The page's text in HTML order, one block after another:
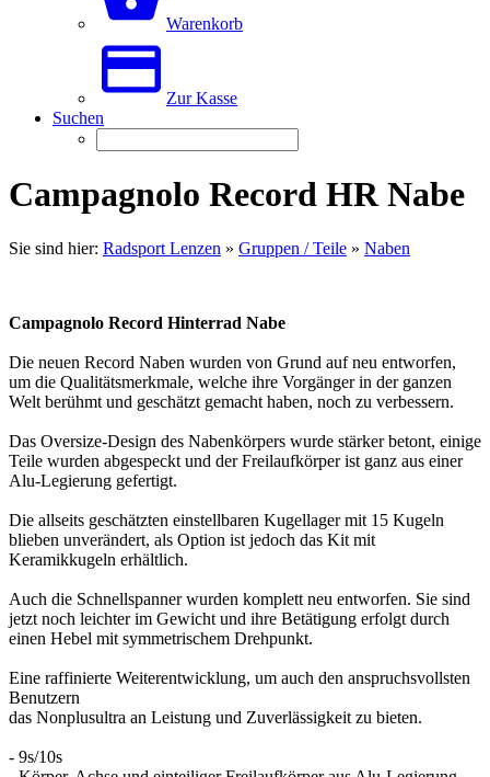
Warenkorb
Zur Kasse
Suchen
Campagnolo Record HR Nabe
Sie sind hier: Radsport Lenzen » Gruppen / Teile » Naben
Campagnolo Record Hinterrad Nabe
Die neuen Record Naben wurden von Grund auf neu entworfen,
um die Qualitätsmerkmale, welche ihre Vorgänger in der ganzen
Welt berühmt und geschätzt gemacht haben, noch zu verbessern.
Das Oversize-Design des Nabenkörpers wurde stärker betont, einige
Teile wurden abgespeckt und der Freilaufkörper ist ganz aus einer
Alu-Legierung gefertigt.
Die allseits geschätzten einstellbaren Kugellager mit 15 Kugeln
blieben unverändert, als Option ist jedoch das Kit mit
Keramikkugeln erhältlich.
Auch die Schnellspanner wurden komplett neu entworfen. Sie sind
jetzt noch leichter im Gewicht und ihre Betätigung erfolgt durch
einen Hebel mit symmetrischem Drehpunkt.
Eine raffinierte Weiterentwicklung, um auch den anspruchsvollsten
Benutzern
das Nonplusultra an Leistung und Zuverlässigkeit zu bieten.
- 9s/10s